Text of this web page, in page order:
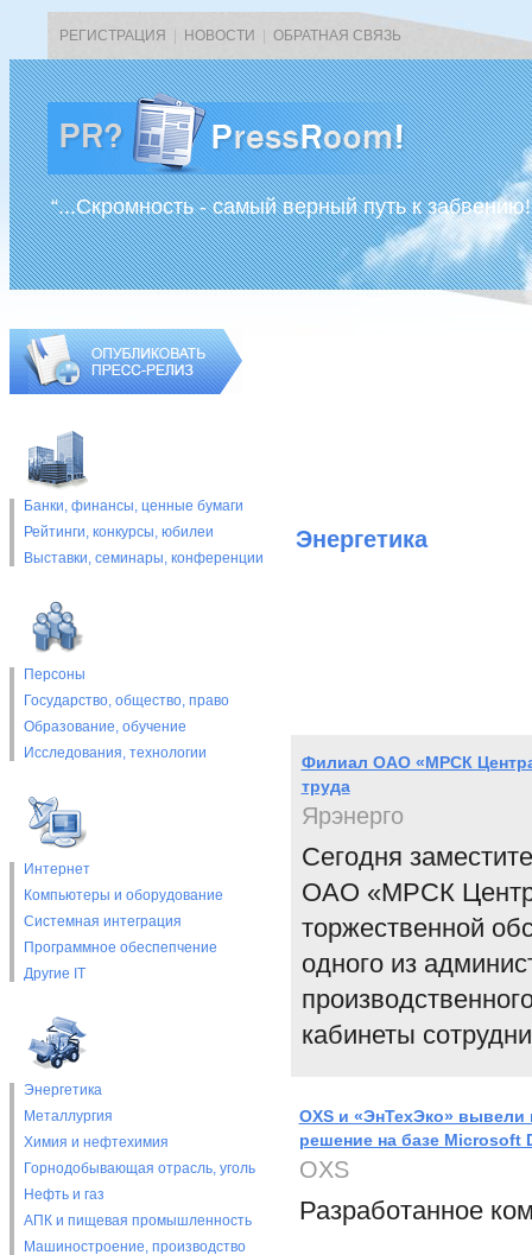
РЕГИСТРАЦИЯ НОВОСТИ ОБРАТНАЯ СВЯЗЬ
“...Скромность - самый верный путь к
Банки, финансы, ценные бумаги
Рейтинги, конкурсы, юбилеи
Выставки, cеминары, конференции
Персоны
Государство, общество, право
Образование, обучение
Исследования, технологии
Интернет
Компьютеры и оборудование
Системная интеграция
Программное обеспепчение
Другие IT
Энергетика
Металлургия
Химия и нефтехимия
Горнодобывающая отрасль, уголь
Нефть и газ
АПК и пищевая промышленность
Машиностроение, производство
Энергетика
Филиал ОАО «МРСК
труда
Ярэнерго
Сегодня
ОАО «МРСК
торжественной
одного из
кабинеты
OXS и «ЭнТехЭко» вывели
решение на базе Microsoft
OXS
Разработанное